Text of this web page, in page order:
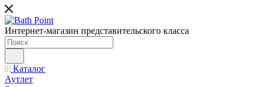
Интернет-магазин представительского класса
Каталог
Аутлет